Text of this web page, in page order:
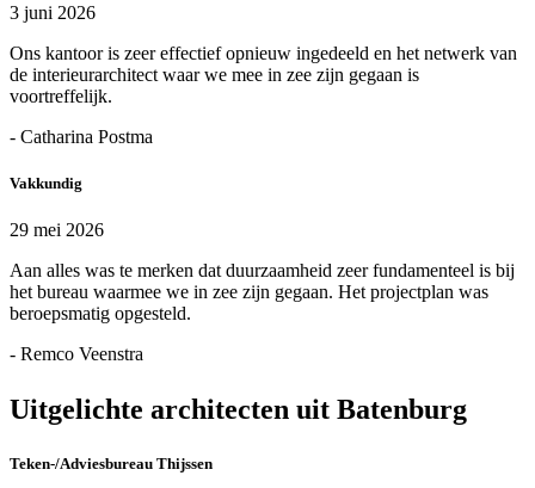
3 juni 2026
Ons kantoor is zeer effectief opnieuw ingedeeld en het netwerk van
de interieurarchitect waar we mee in zee zijn gegaan is
voortreffelijk.
- Catharina Postma
Vakkundig
29 mei 2026
Aan alles was te merken dat duurzaamheid zeer fundamenteel is bij
het bureau waarmee we in zee zijn gegaan. Het projectplan was
beroepsmatig opgesteld.
- Remco Veenstra
Uitgelichte architecten uit Batenburg
Teken-/Adviesbureau Thijssen